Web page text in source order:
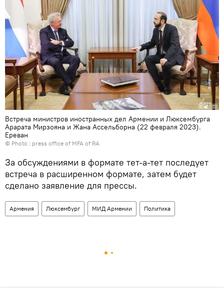
Встреча министров иностранных дел Армении и Люксембурга
Арарата Мирзояна и Жана Ассельборна (22 февраля 2023).
Еревaн
© Photo : press office of MFA of RA
За обсуждениями в формате тет-а-тет последует
встреча в расширенном формате, затем будет
сделано заявление для прессы.
Армения Люксембург МИД Армении Политика